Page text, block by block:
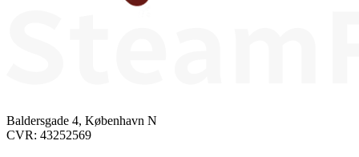
Baldersgade 4, København N
CVR: 43252569